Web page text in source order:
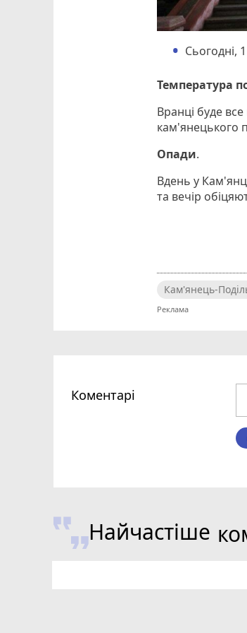
Сьогодні,
Температура
Вранці буде
кам'янецького
Опади.
Вдень у
та вечір
Кам'янець-
Коментарі
Найчастіше